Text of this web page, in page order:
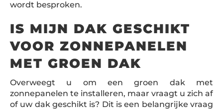
wordt besproken.
IS MIJN DAK GESCHIKT
VOOR ZONNEPANELEN
MET GROEN DAK
Overweegt u om een groen dak met
zonnepanelen te installeren, maar vraagt u zich af
of uw dak geschikt is? Dit is een belangrijke vraag